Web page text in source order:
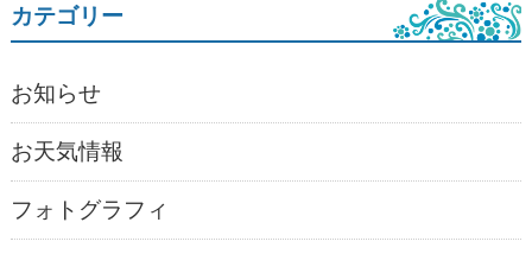
カテゴリー
お知らせ
お天気情報
フォトグラフィ